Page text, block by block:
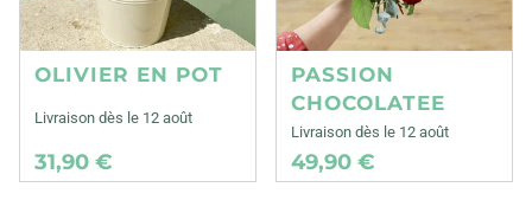
OLIVIER EN POT
Livraison dès le 12 août
31,90 €
PASSION
CHOCOLATEE
Livraison dès le 12 août
49,90 €